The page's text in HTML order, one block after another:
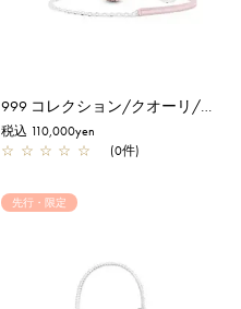
999 コレクション/クオーリ/ピュアシルバーピンク【一部店舗先行販売商品】
税込 110,000yen
☆ ☆ ☆ ☆ ☆ (0件)
先行・限定